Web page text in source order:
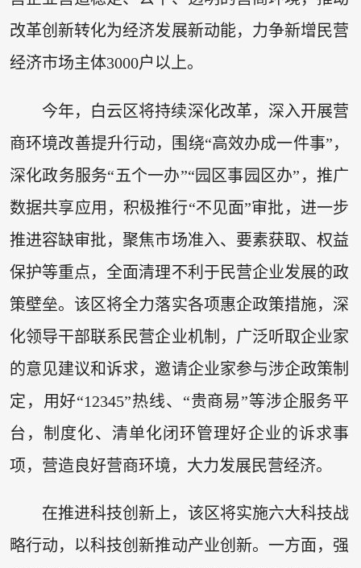
改革创新转化为经济发展新动能，力争新增民营
经济市场主体3000户以上。
今年，白云区将持续深化改革，深入开展营
商环境改善提升行动，围绕“高效办成一件事”，
深化政务服务“五个一办”“园区事园区办”，推广
数据共享应用，积极推行“不见面”审批，进一步
推进容缺审批，聚焦市场准入、要素获取、权益
保护等重点，全面清理不利于民营企业发展的政
策壁垒。该区将全力落实各项惠企政策措施，深
化领导干部联系民营企业机制，广泛听取企业家
的意见建议和诉求，邀请企业家参与涉企政策制
定，用好“12345”热线、“贵商易”等涉企服务平
台，制度化、清单化闭环管理好企业的诉求事
项，营造良好营商环境，大力发展民营经济。
在推进科技创新上，该区将实施六大科技战
略行动，以科技创新推动产业创新。一方面，强